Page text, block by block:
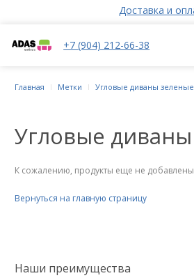
Доставка и
+7 (904) 212-66-38
Наши преимущества
Главная Метки Угловые диваны зеленые
Угловые
К сожалению, продукты еще не добавлены
Вернуться на главную страницу